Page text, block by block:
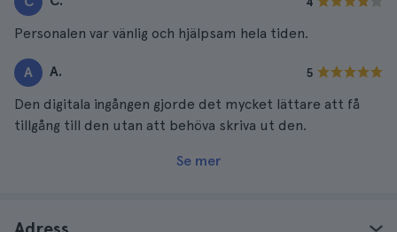
Personalen var vänlig och hjälpsam hela tiden.
A A. 5
Den digitala ingången gjorde det mycket lättare att få
tillgång till den utan att behöva skriva ut den.
Se mer